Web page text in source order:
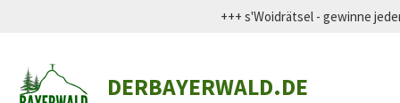
+++ s'Woidrätsel - gewinne
DERBAYERWALD.DE